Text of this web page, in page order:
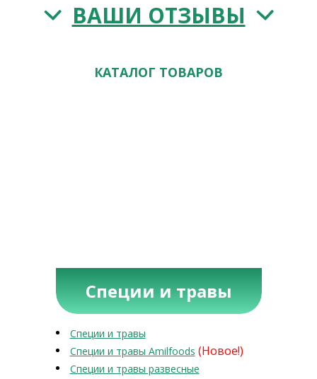
ВАШИ ОТЗЫВЫ
КАТАЛОГ ТОВАРОВ
Специи и травы
Специи и травы
Специи и травы Amilfoods (Новое!)
Специи и травы развесные